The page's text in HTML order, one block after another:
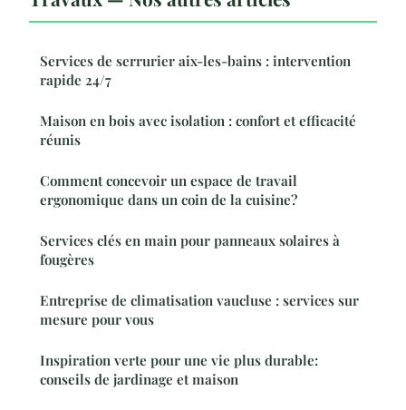
Services de serrurier aix-les-bains : intervention
rapide 24/7
Maison en bois avec isolation : confort et efficacité
réunis
Comment concevoir un espace de travail
ergonomique dans un coin de la cuisine?
Services clés en main pour panneaux solaires à
fougères
Entreprise de climatisation vaucluse : services sur
mesure pour vous
Inspiration verte pour une vie plus durable:
conseils de jardinage et maison